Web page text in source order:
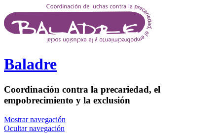
Pasar al contenido principal
Baladre
Coordinación contra la precariedad, el
empobrecimiento y la exclusión
Mostrar navegación
Ocultar navegación